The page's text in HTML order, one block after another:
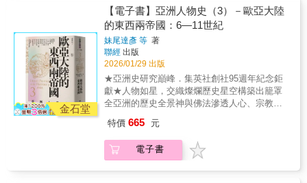
Danny &阿Yueh／《鍵盤球探》主持人謝仕淵
／成大歷史系副教授、棒球歷史學者徐展元／
體育主播張瀞仁／作家、前運動經紀人張尤金
／棒球作家
體系，成為東亞思想的核心。• 薩拉丁：穆斯林
世界的領袖，以信仰與軍事力量收復耶路撒
冷。• 拜巴爾一世：馬木路克蘇丹，以武力抵禦
外侮，鞏固西亞政權。• 闍耶跋摩七世：吳哥王
朝的君主，以佛教與王權重塑帝國秩序。《亞
洲人物史》第四卷聚焦於十至十三世紀，這是
亞洲各地從貴族統治逐步走向文人與武將並立
的新局。此時，日本由平安貴族政治進入武家
政權，中國則從唐代的動盪走向宋代的科舉與
文人官僚體制；西亞由阿拔斯王朝延續至塞爾
東南亞則在吳哥與爪哇王國展現王權與宗教融
合的力量。這個時代普遍以皇帝、天皇或哈里
發為最高統治者，但文人與武將逐漸成為獨立
金石堂
【電子書】亞洲人物史（3）－歐亞大陸
的東西兩帝國：6—11世紀
妹尾達彥 等 著
聯經 出版
2026/01/29 出版
★亞洲史研究巔峰．集英社創社95週年紀念鉅
獻★人物如星，交織燦爛歷史星空構築出籠罩
全亞洲的歷史全景神與佛法滲透人心、宗教與
物傳記：• 武則天：中國史上唯一的女皇帝，在
權力運籌中開創新局，也改寫了帝王秩序的想
像。• 玄奘：以求法西行與譯經功業，為佛學奠
特價 665 元
電子書